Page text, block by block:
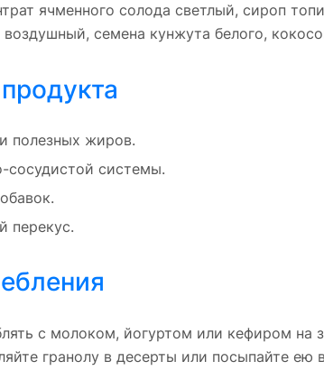
ячменного солода светлый, сироп
семена кунжута белого,
полезных жиров.
сосудистой системы.
перекус.
с молоком, йогуртом или кефиром на
гранолу в десерты или посыпайте ею